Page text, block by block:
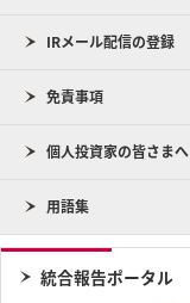
IRメール配信の登録
免責事項
個人投資家の皆さまへ
用語集
統合報告ポータル